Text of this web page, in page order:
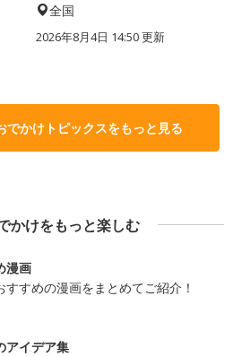
全国
2026年8月4日 14:50更新
でかけトピックスをもっと見る
かけをもっと楽しむ
漫画
すすめの漫画をまとめてご紹介！
アイデア集